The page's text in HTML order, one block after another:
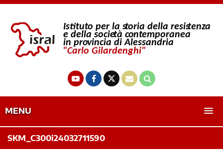
MENU
SKM_C300i24032711590